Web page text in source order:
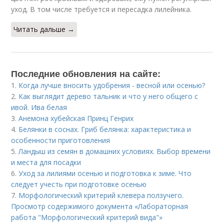
уход. В том числе требуется и пересадка лилейника.
Читать дальше →
Последние обновления на сайте:
1. Когда лучше вносить удобрения - весной или осенью?
2. Как выглядит дерево тальник и что у него общего с
ивой. Ива белая
3.Анемона хубейская Принц Генрих
4. Белянки в соснах. Гриб белянка: характеристика и
особенности приготовления
5.Ландыш из семян в домашних условиях. Выбор времени
и места для посадки
6.Уход за лилиями осенью и подготовка к зиме. Что
следует учесть при подготовке осенью
7. Морфологический критерий клевера ползучего.
Просмотр содержимого документа «Лабораторная
работа "Морфологический критерий вида"»